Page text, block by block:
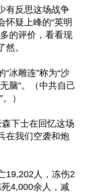
有反思这场战争
怀疑上峰的“英明
的评价，看看现
。
冰雕连”称为“沙
脑”。（中共自己
）
下士在回忆这场
在我们空袭和炮
19,202人，冻伤2
4,000余人，减